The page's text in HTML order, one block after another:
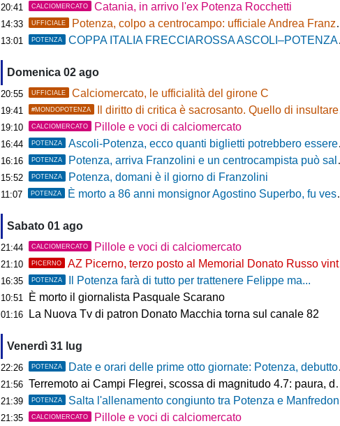
20:41 CALCIOMERCATO Catania, in arrivo l'ex Potenza Rocchetti
14:33 UFFICIALE Potenza, colpo a centrocampo: ufficiale Andrea Franzolini, firma fino al 2028
13:01 POTENZA COPPA ITALIA FRECCIAROSSA ASCOLI–POTENZA: BIGLIETTI SETTORE OSPITI IN VENDITA
Domenica 02 ago
20:55 UFFICIALE Calciomercato, le ufficialità del girone C
19:41 #MONDOPOTENZA Il diritto di critica è sacrosanto. Quello di insultare, no!
19:10 CALCIOMERCATO Pillole e voci di calciomercato
16:44 POTENZA Ascoli-Potenza, ecco quanti biglietti potrebbero essere disponibili per il settore ospiti
16:16 POTENZA Potenza, arriva Franzolini e un centrocampista può salutare
15:52 POTENZA Potenza, domani è il giorno di Franzolini
11:07 POTENZA È morto a 86 anni monsignor Agostino Superbo, fu vescovo di Potenza
Sabato 01 ago
21:44 CALCIOMERCATO Pillole e voci di calciomercato
21:10 PICERNO AZ Picerno, terzo posto al Memorial Donato Russo vinto dal Crotone
16:35 POTENZA Il Potenza farà di tutto per trattenere Felippe ma...
10:51 È morto il giornalista Pasquale Scarano
01:16 La Nuova Tv di patron Donato Macchia torna sul canale 82
Venerdì 31 lug
22:26 POTENZA Date e orari delle prime otto giornate: Potenza, debutto al Viviani contro il Casarano venerdì 21 agosto alle 21
21:56 Terremoto ai Campi Flegrei, scossa di magnitudo 4.7: paura, danni e sciame sismico ancora in corso
21:39 POTENZA Salta l'allenamento congiunto tra Potenza e Manfredonia, ecco perchè
21:35 CALCIOMERCATO Pillole e voci di calciomercato